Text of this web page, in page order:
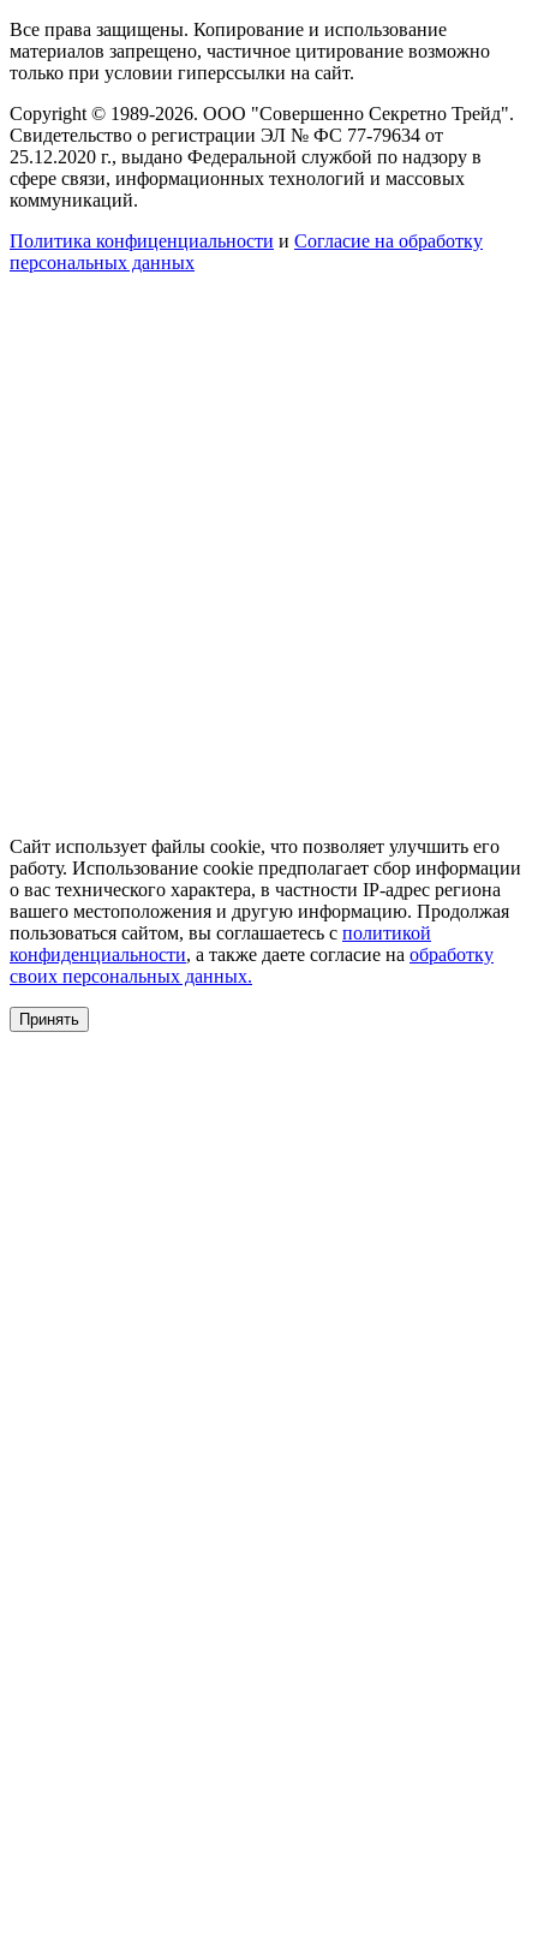
Все права защищены. Копирование и использование
материалов запрещено, частичное цитирование возможно
только при условии гиперссылки на сайт.
Copyright © 1989-2026. ООО "Совершенно Секретно Трейд".
Свидетельство о регистрации ЭЛ № ФС 77-79634 от
25.12.2020 г., выдано Федеральной службой по надзору в
сфере связи, информационных технологий и массовых
коммуникаций.
Политика конфиценциальности и Согласие на обработку
персональных данных
Сайт использует файлы cookie, что позволяет улучшить его
работу. Использование cookie предполагает сбор информации
о вас технического характера, в частности IP-адрес региона
вашего местоположения и другую информацию. Продолжая
пользоваться сайтом, вы соглашаетесь с политикой
конфиденциальности, а также даете согласие на обработку
своих персональных данных.
Принять